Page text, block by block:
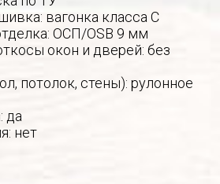
вагонка класса С
ОСП/OSB 9 мм
окон и дверей: без
потолок, стены): рулонное
да
нет